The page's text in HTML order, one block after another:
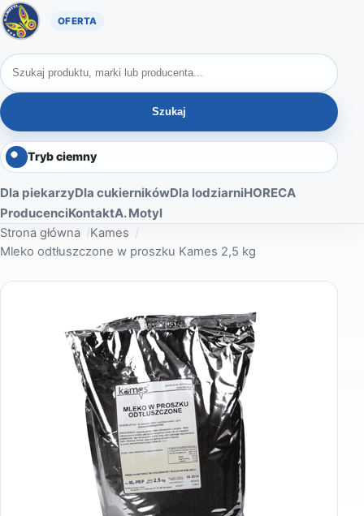
Oferta A. Motyl
Szukaj produktów
Szukaj
Tryb ciemny
Dla piekarzyDla cukiernikówDla lodziarniHORECA
ProducenciKontaktA. Motyl
Strona główna
Kames
Mleko odtłuszczone w proszku Kames 2,5 kg